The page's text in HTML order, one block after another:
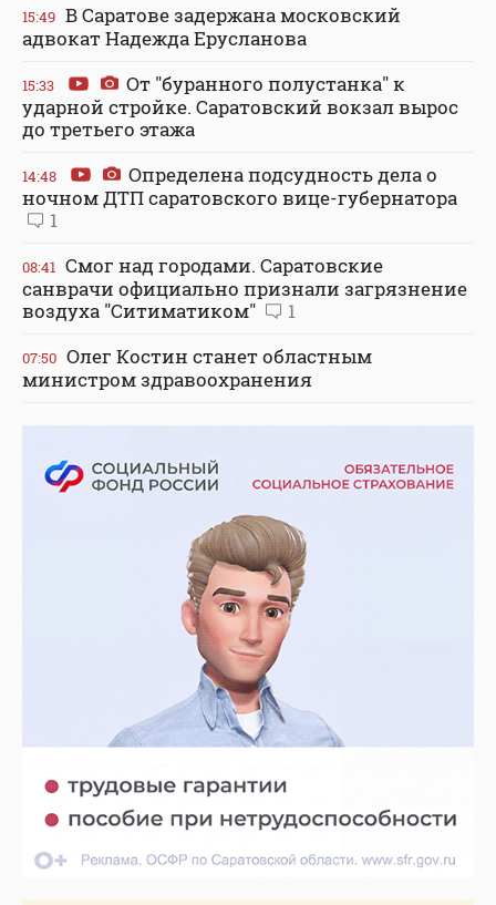
15:49 В Саратове задержана московский
адвокат Надежда Ерусланова
15:33
От "буранного полустанка" к
ударной стройке. Саратовский вокзал вырос
до третьего этажа
14:48
Определена подсудность дела о
ночном ДТП саратовского вице-губернатора
1
08:41 Смог над городами. Саратовские
санврачи официально признали загрязнение
воздуха "Ситиматиком"
1
07:50 Олег Костин станет областным
министром здравоохранения